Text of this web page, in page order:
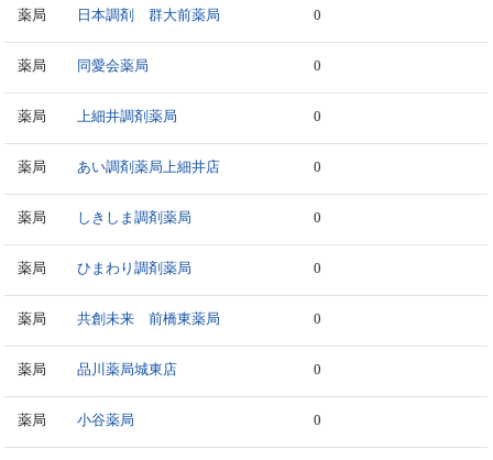
薬局 日本調剤 群大前薬局 0
薬局 同愛会薬局 0
薬局 上細井調剤薬局 0
薬局 あい調剤薬局上細井店 0
薬局 しきしま調剤薬局 0
薬局 ひまわり調剤薬局 0
薬局 共創未来 前橋東薬局 0
薬局 品川薬局城東店 0
薬局 小谷薬局 0